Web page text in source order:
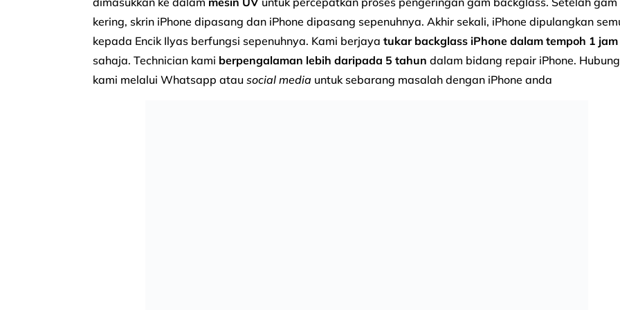
kering, skrin iPhone dipasang dan iPhone dipasang sepenuhnya. Akhir sekali, iPhone dipulangkan
kepada Encik Ilyas berfungsi sepenuhnya. Kami berjayatukar backglass iPhone dalam tempoh 1 jam
sahaja. Technician kami berpengalaman lebih daripada 5 tahun dalam bidang repair iPhone.
kami melalui Whatsapp atausocial media untuk sebarang masalah dengan iPhone anda